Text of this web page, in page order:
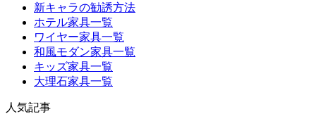
新キャラの勧誘方法
ホテル家具一覧
ワイヤー家具一覧
和風モダン家具一覧
キッズ家具一覧
大理石家具一覧
人気記事